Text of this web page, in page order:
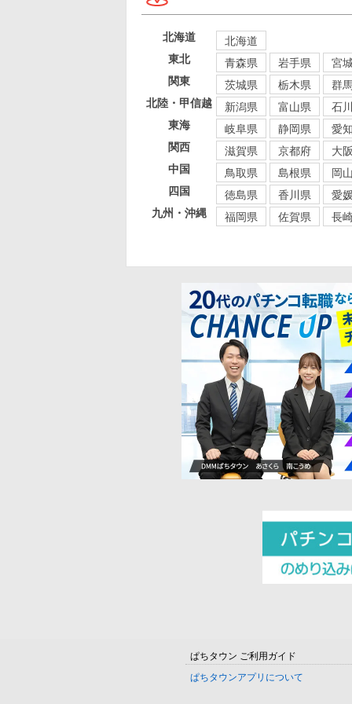
北海道
北海道
東北
青森県 岩手県
宮
関東
茨城県 栃木県
群
北陸・甲信越
新潟県 富山県
石
東海
岐阜県 静岡県
愛
関西
滋賀県 京都府
大
中国
鳥取県 島根県
岡
四国
徳島県 香川県
愛
九州・沖縄
福岡県 佐賀県 長
ぱちタウン ご利用ガイド
ぱちタウンアプリについて